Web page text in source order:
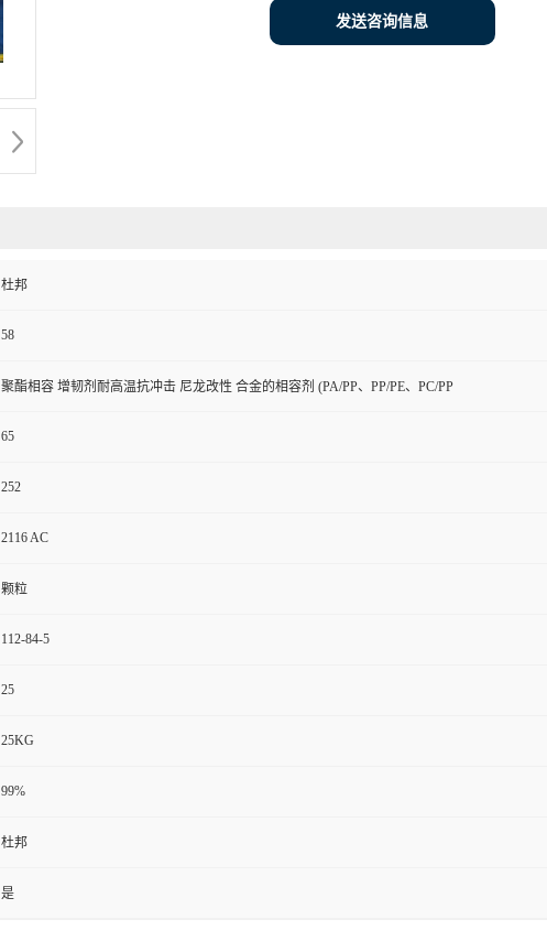
发送咨询信息
杜邦
58
聚酯相容 增韧剂耐高温抗冲击 尼龙改性 合金的相容剂 (PA/PP、PP/PE、PC/PP
65
252
2116 AC
颗粒
112-84-5
25
25KG
99%
杜邦
是